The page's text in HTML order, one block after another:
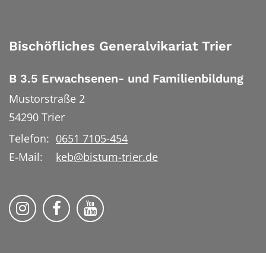
Bischöfliches Generalvikariat Trier
B 3.5 Erwachsenen- und Familienbildung
Mustorstraße 2
54290 Trier
Telefon: 0651 7105-454
E-Mail:
keb@bistum-trier.de
KEB Bildung Leben auf Instagram
KEB Bildung Leben auf Facebook
KEB Bildung Leben auf